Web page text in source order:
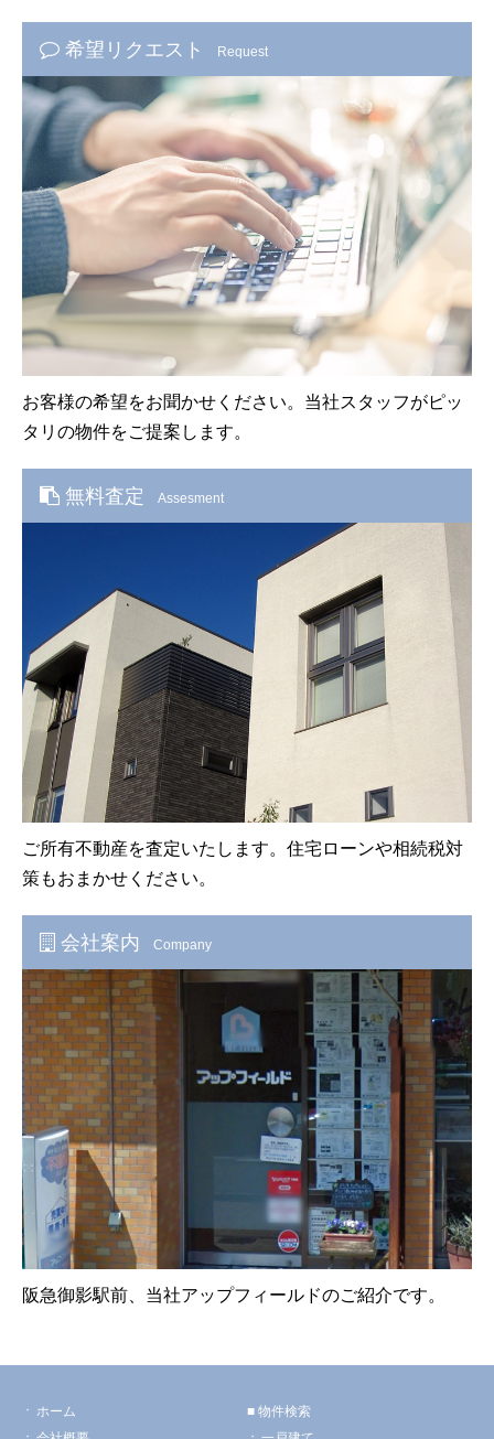
希望リクエスト Request
お客様の希望をお聞かせください。当社スタッフがピッ
タリの物件をご提案します。
無料査定 Assesment
ご所有不動産を査定いたします。住宅ローンや相続税対
策もおまかせください。
会社案内 Company
阪急御影駅前、当社アップフィールドのご紹介です。
ホーム
物件検索